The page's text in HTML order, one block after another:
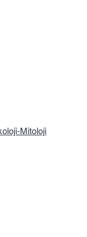
Mitoloji